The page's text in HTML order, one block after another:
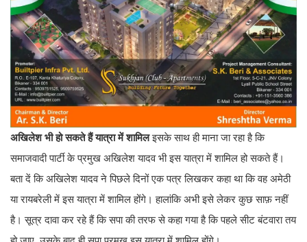
अखिलेश भी हो सकते हैं यात्रा में शामिलइसके साथ ही माना जा रहा है कि
समाजवादी पार्टी के प्रमुख अखिलेश यादव भी इस यात्रा में शामिल हो सकते हैं।
बता दें कि अखिलेश यादव ने पिछले दिनों एक पत्र लिखकर कहा था कि वह अमेठी
या रायबरेली में इस यात्रा में शामिल होंगे। हालांकि अभी इसे लेकर कुछ साफ़ नहीं
है। सूत्र दावा कर रहे हैं कि सपा की तरफ से कहा गया है कि पहले सीट बंटवारा तय